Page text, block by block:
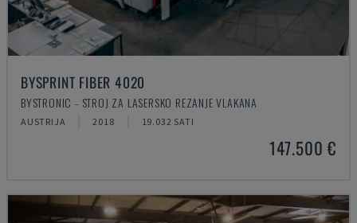
BYSPRINT FIBER 4020
BYSTRONIC - STROJ ZA LASERSKO REZANJE VLAKANA
AUSTRIJA 2018 19.032 SATI
147.500 €